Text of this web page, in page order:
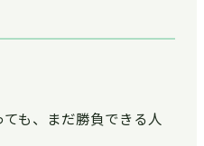
も、まだ勝負できる人